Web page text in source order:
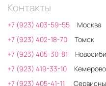
Контакты
+7 (923) 403-59-55
Москва
+7 (923) 402-18-70
Томск
+7 (923) 405-30-81
+7 (923) 419-33-10
Кемерово
+7 (923) 405-41-11